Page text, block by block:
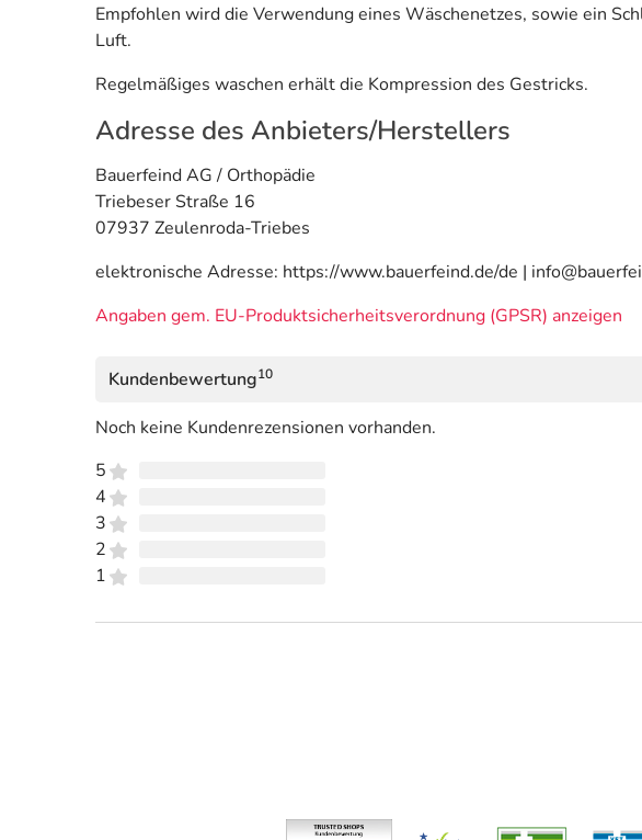
Empfohlen wird die Verwendung eines Wäschenetzes, sowie ein
Luft.
Regelmäßiges waschen erhält die Kompression des Gestricks.
Adresse des Anbieters/Herstellers
Bauerfeind AG / Orthopädie
Triebeser Straße 16
07937 Zeulenroda-Triebes
elektronische Adresse: https://www.bauerfeind.de/de |
Angaben gem. EU-Produktsicherheitsverordnung (GPSR) anzeigen
Kundenbewertung10
Noch keine Kundenrezensionen vorhanden.
5
4
3
2
1